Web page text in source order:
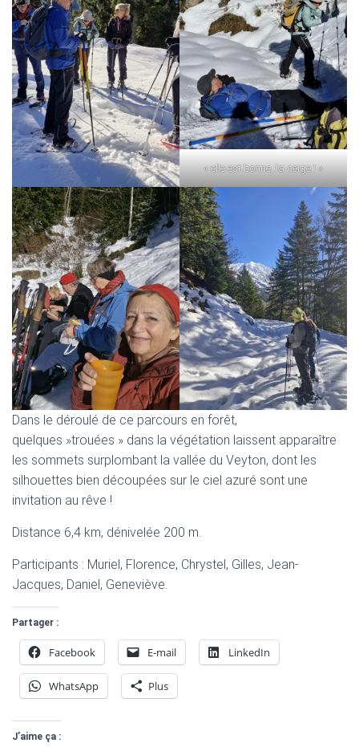
« elle est bonne, la neige ! »
Dans le déroulé de ce parcours en forêt,
quelques »trouées » dans la végétation laissent apparaître
les sommets surplombant la vallée du Veyton, dont les
silhouettes bien découpées sur le ciel azuré sont une
invitation au rêve !
Distance 6,4 km, dénivelée 200 m.
Participants : Muriel, Florence, Chrystel, Gilles, Jean-
Jacques, Daniel, Geneviève.
Partager :
Facebook E-mail LinkedIn
WhatsApp Plus
J’aime ça :